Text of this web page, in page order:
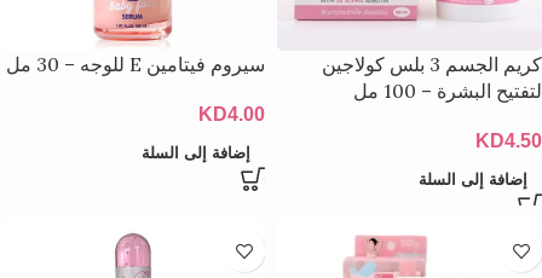
كريم الجسم 3 بلس كولاجين
لتفتيح البشرة – 100 مل
KD4.50
إضافة إلى السلة
سيروم فيتامين E للوجه – 30 مل
KD4.00
إضافة إلى السلة